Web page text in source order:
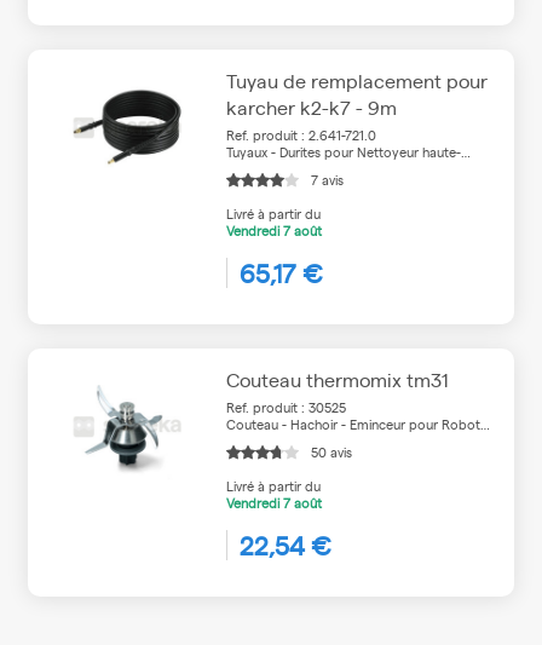
Tuyau de remplacement pour
karcher k2-k7 - 9m
Ref. produit : 2.641-721.0
Tuyaux - Durites pour Nettoyeur haute-
pression
7 avis
Livré à partir du
Vendredi7 août
65,17 €
Couteau thermomix tm31
Ref. produit : 30525
Couteau - Hachoir - Eminceur pour Robot
de cuisine
50 avis
Livré à partir du
Vendredi7 août
22,54 €